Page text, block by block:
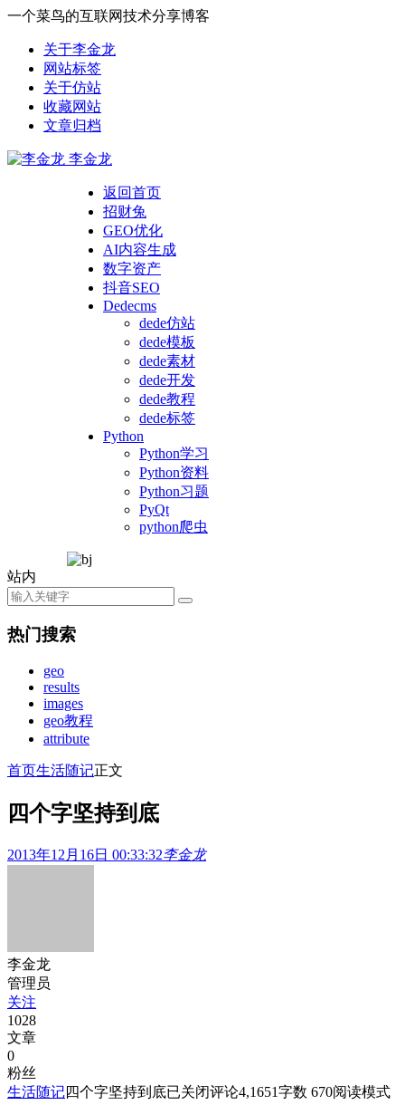
一个菜鸟的互联网技术分享博客
关于李金龙
网站标签
关于仿站
收藏网站
文章归档
李金龙
返回首页
招财兔
GEO优化
AI内容生成
数字资产
抖音SEO
Dedecms
dede仿站
dede模板
dede素材
dede开发
dede教程
dede标签
Python
Python学习
Python资料
Python习题
PyQt
python爬虫
站内
热门搜索
geo
results
images
geo教程
attribute
首页生活随记正文
四个字坚持到底
2013年12月16日 00:33:32李金龙
李金龙
管理员
关注
1028
文章
0
粉丝
生活随记四个字坚持到底已关闭评论4,1651字数 670阅读模式